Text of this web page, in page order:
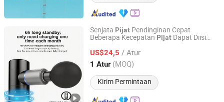
Senjata Pijat Pendinginan Cepat
Beberapa Kecepatan Pijat Dapat Diisi
US$24,5 / Atur
1 Atur (MOQ)
Kirim Permintaan
Tianjin Myriad Families Technology Co., Ltd.
Tianjin, China Harga mulai 2026